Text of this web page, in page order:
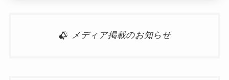
メディア掲載のお知らせ